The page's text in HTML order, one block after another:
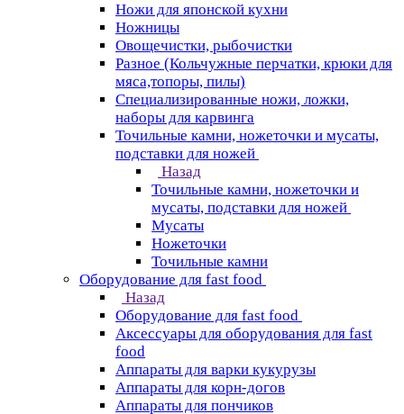
Ножи для японской кухни
Ножницы
Овощечистки, рыбочистки
Разное (Кольчужные перчатки, крюки для
мяса,топоры, пилы)
Специализированные ножи, ложки,
наборы для карвинга
Точильные камни, ножеточки и мусаты,
подставки для ножей
Назад
Точильные камни, ножеточки и
мусаты, подставки для ножей
Мусаты
Ножеточки
Точильные камни
Оборудование для fast food
Назад
Оборудование для fast food
Аксессуары для оборудования для fast
food
Аппараты для варки кукурузы
Аппараты для корн-догов
Аппараты для пончиков